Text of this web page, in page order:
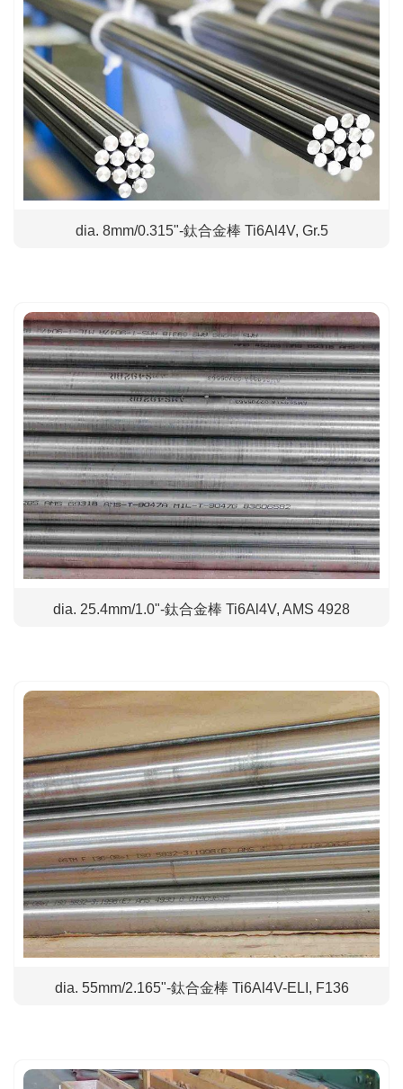
dia. 8mm/0.315"-鈦合金棒 Ti6Al4V, Gr.5
dia. 25.4mm/1.0"-鈦合金棒 Ti6Al4V, AMS 4928
dia. 55mm/2.165"-鈦合金棒 Ti6Al4V-ELI, F136